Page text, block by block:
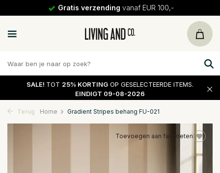
Gratis verzending vanaf EUR 100,-
SALE! TOT 25% KORTING OP GESELECTEERDE ITEMS.
EINDIGT 09-08-2026
Terug Home Gradient Stripes behang FU-021
Toevoegen aan favorieten